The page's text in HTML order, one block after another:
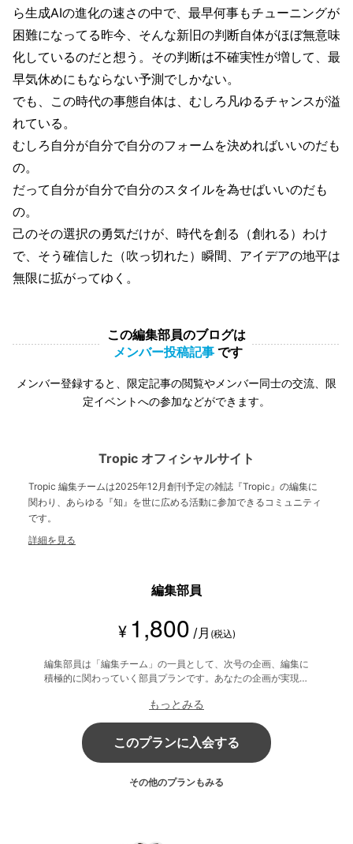
ら生成AIの進化の速さの中で、最早何事もチューニングが
困難になってる昨今、そんな新旧の判断自体がほぼ無意味
化しているのだと想う。その判断は不確実性が増して、最
早気休めにもならない予測でしかない。
でも、この時代の事態自体は、むしろ凡ゆるチャンスが溢
れている。
むしろ自分が自分で自分のフォームを決めればいいのだも
の。
だって自分が自分で自分のスタイルを為せばいいのだも
の。
己のその選択の勇気だけが、時代を創る（創れる）わけ
で、そう確信した（吹っ切れた）瞬間、アイデアの地平は
無限に拡がってゆく。
この編集部員のブログは
メンバー投稿記事 です
メンバー登録すると、限定記事の閲覧やメンバー同士の交流、限
定イベントへの参加などができます。
Tropic オフィシャルサイト
Tropic 編集チームは2025年12月創刊予定の雑誌『Tropic』の編集に
関わり、あらゆる『知』を世に広める活動に参加できるコミュニティ
です。
詳細を見る
編集部員
¥ 1,800 /月 (税込)
編集部員は「編集チーム」の一員として、次号の企画、編集に
積極的に関わっていく部員プランです。あなたの企画が実現す
メント投稿など部員同士で「交流」を楽しむことができます。
もっとみる
このプランに入会する
その他のプランもみる